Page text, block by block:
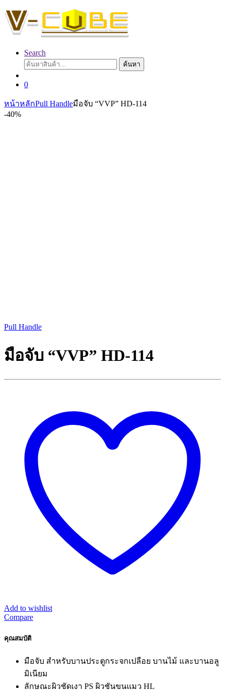
Search
ค้นหา:
ค้นหา
0
หน้าหลักPull Handleมือจับ “VVP” HD-114
-40%
Pull Handle
มือจับ “VVP” HD-114
Add to wishlist
Compare
คุณสมบัติ
มือจับ สำหรับบานประตูกระจกเปลือย บานไม้ และบานอลู
มิเนียม
ลักษณะผิวชัดเงา PS ผิวชันขนแมว HL